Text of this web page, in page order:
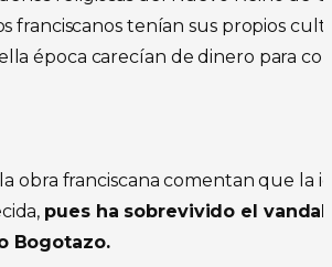
franciscanos tenían sus propios
época carecían de dinero para
obra franciscana comentan que la
pues ha sobrevivido el
Bogotazo.